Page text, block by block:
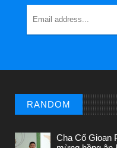
Chuyện Ý Nghĩa: Chết
RANDOM
Cha Cố Gioan